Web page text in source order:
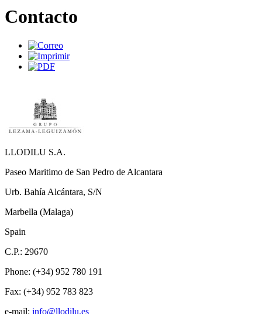
Contacto
LLODILU S.A.
Paseo Maritimo de San Pedro de Alcantara
Urb. Bahía Alcántara, S/N
Marbella (Malaga)
Spain
C.P.: 29670
Phone: (+34) 952 780 191
Fax: (+34) 952 783 823
e-mail: info@llodilu.es